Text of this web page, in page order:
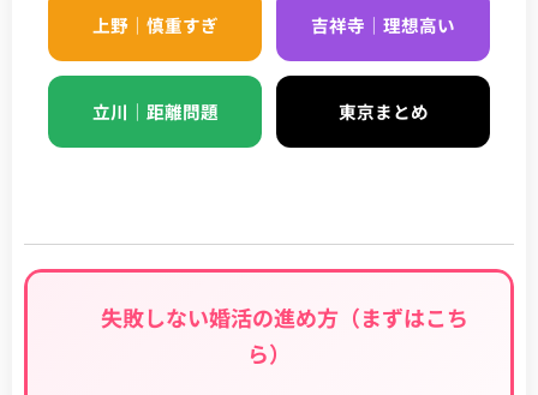
上野｜慎重すぎ 吉祥寺｜理想高い
立川｜距離問題 東京まとめ
🔰 失敗しない婚活の進め方（まずはこち
ら）